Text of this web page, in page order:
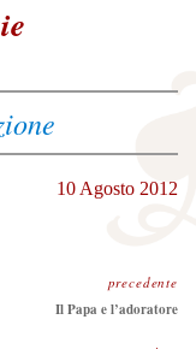
n
10 Agosto 2012
precedente
Il Papa e l’adoratore